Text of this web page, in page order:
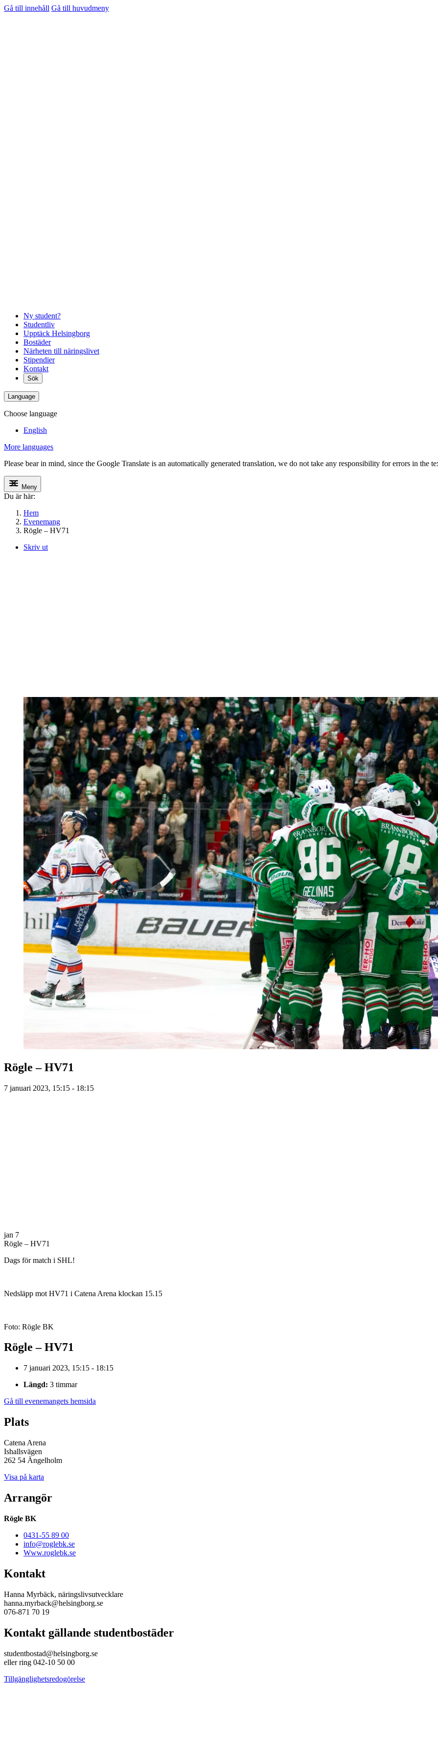
Gå till innehåll Gå till huvudmeny
Ny student?
Studentliv
Upptäck Helsingborg
Bostäder
Närheten till näringslivet
Stipendier
Kontakt
Sök
Language
Choose language
English
More languages
Please bear in mind, since the Google Translate is an automatically generated translation, we do not take any responsibility for errors in the
Meny
Du är här:
Hem
Evenemang
Rögle – HV71
Skriv ut
Rögle – HV71
7 januari 2023, 15:15 - 18:15
jan 7
Rögle – HV71
Dags för match i SHL!
Nedsläpp mot HV71 i Catena Arena klockan 15.15
Foto: Rögle BK
Rögle – HV71
7 januari 2023, 15:15 - 18:15
Längd: 3 timmar
Gå till evenemangets hemsida
Plats
Catena Arena
Ishallsvägen
262 54 Ängelholm
Visa på karta
Arrangör
Rögle BK
0431-55 89 00
info@roglebk.se
Www.roglebk.se
Kontakt
Hanna Myrbäck, näringslivsutvecklare
hanna.myrback@helsingborg.se
076-871 70 19
Kontakt gällande studentbostäder
studentbostad@helsingborg.se
eller ring 042-10 50 00
Tillgänglighetsredogörelse